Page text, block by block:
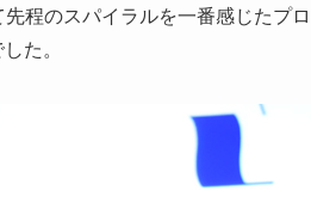
程のスパイラルを一番感じたプロ
た。